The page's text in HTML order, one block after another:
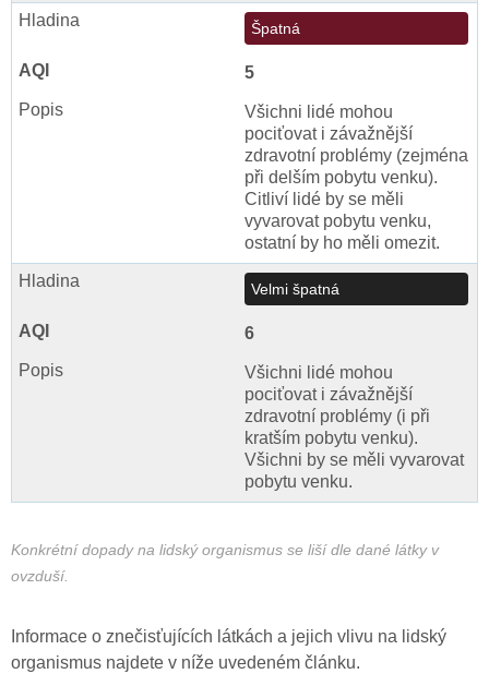
Špatná
5
Všichni lidé mohou
pociťovat i závažnější
zdravotní problémy (zejména
při delším pobytu venku).
Citliví lidé by se měli
vyvarovat pobytu venku,
ostatní by ho měli omezit.
Velmi špatná
6
Všichni lidé mohou
pociťovat i závažnější
zdravotní problémy (i při
kratším pobytu venku).
Všichni by se měli vyvarovat
pobytu venku.
Konkrétní dopady na lidský organismus se liší dle dané látky v
ovzduší.
Informace o znečisťujících látkách a jejich vlivu na lidský
organismus najdete v níže uvedeném článku.